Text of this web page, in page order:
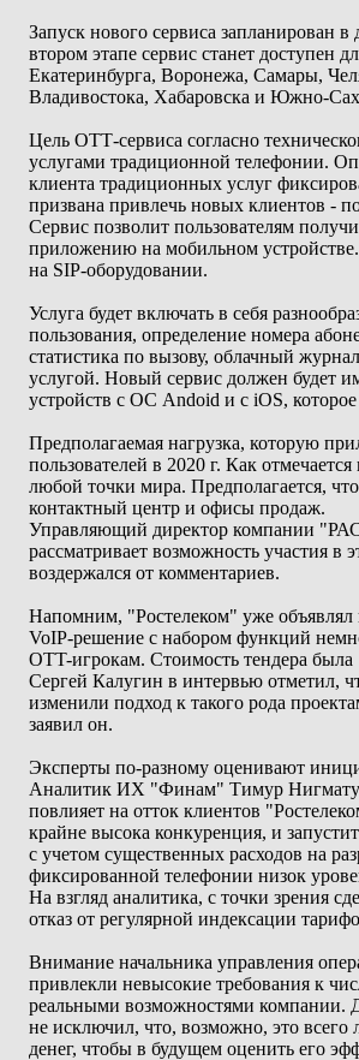
Запуск нового сервиса запланирован
втором этапе сервис станет доступен
Екатеринбурга, Воронежа, Самары,
Владивостока, Хабаровска и Южно-
Цель ОТТ-сервиса согласно
услугами традиционной телефонии.
клиента традиционных услуг
призвана привлечь новых клиентов -
Сервис позволит пользователям
приложению на мобильном
на SIP-оборудовании.
Услуга будет включать в себя
пользования, определение номера
статистика по вызову, облачный
услугой. Новый сервис должен будет
устройств с ОС Andoid и с iOS,
Предполагаемая нагрузка, которую
пользователей в 2020 г. Как
любой точки мира. Предполагается, что
контактный центр и офисы продаж.
Управляющий директор компании
рассматривает возможность участия в
воздержался от комментариев.
Напомним, "Ростелеком" уже объявлял
VoIP-решение с набором функций
OTT-игрокам. Стоимость тендера
Сергей Калугин в интервью отметил,
изменили подход к такого рода
заявил он.
Эксперты по-разному оценивают
Аналитик ИХ "Финам" Тимур
повлияет на отток клиентов
крайне высока конкуренция, и
с учетом существенных расходов на
фиксированной телефонии низок
На взгляд аналитика, с точки зрения
отказ от регулярной индексации
Внимание начальника управления
привлекли невысокие требования к
реальными возможностями компании.
не исключил, что, возможно, это
денег, чтобы в будущем оценить его